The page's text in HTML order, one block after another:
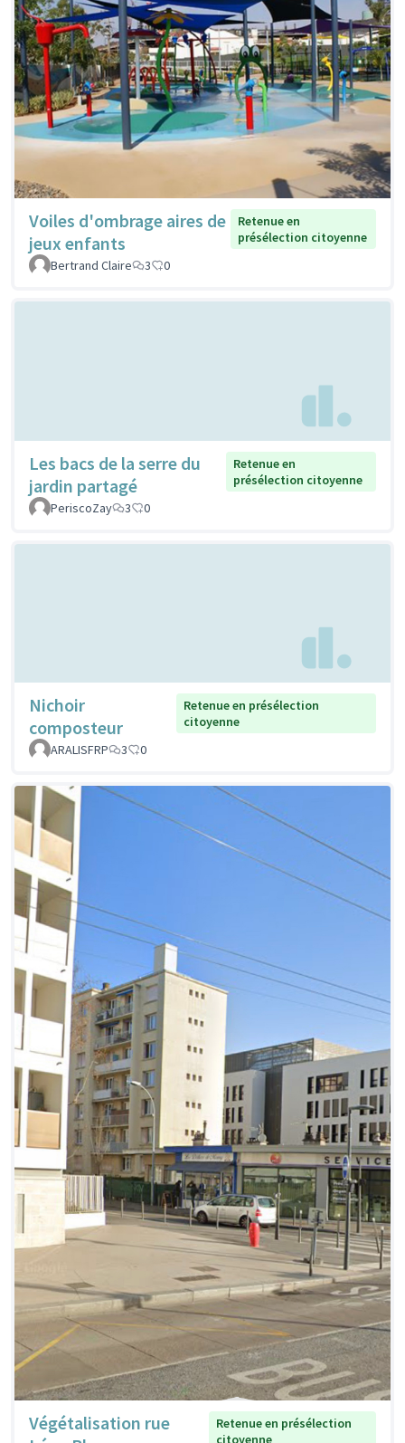
Voiles d'ombrage aires de
jeux enfants
Retenue en
présélection citoyenne
Bertrand Claire
3 0
Les bacs de la serre du
jardin partagé
Retenue en
présélection citoyenne
PeriscoZay
3 0
Nichoir
composteur
Retenue en présélection
citoyenne
ARALISFRP
3 0
Végétalisation rue
Retenue en présélection
citoyenne